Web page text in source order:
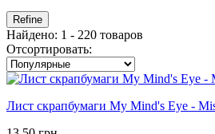
Refine
Найдено: 1 - 220 товаров
Отсортировать:
Лист скрапбумаги My Mind's Eye -